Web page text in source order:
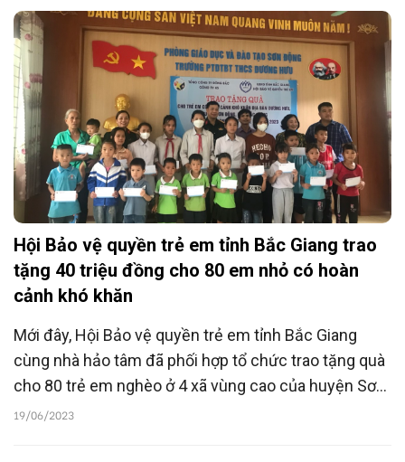
Hội Bảo vệ quyền trẻ em tỉnh Bắc Giang trao
tặng 40 triệu đồng cho 80 em nhỏ có hoàn
cảnh khó khăn
Mới đây, Hội Bảo vệ quyền trẻ em tỉnh Bắc Giang
cùng nhà hảo tâm đã phối hợp tổ chức trao tặng quà
cho 80 trẻ em nghèo ở 4 xã vùng cao của huyện Sơn
Động.
19/06/2023